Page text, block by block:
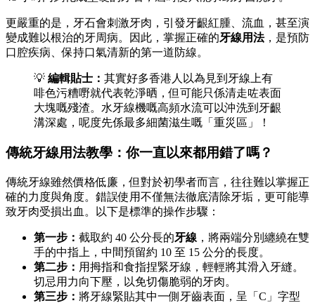
更嚴重的是，牙石會刺激牙肉，引發牙齦紅腫、流血，甚至演
變成難以根治的牙周病。因此，掌握正確的牙線用法，是預防
口腔疾病、保持口氣清新的第一道防線。
💡 編輯貼士： 其實好多香港人以為見到牙線上有
啡色污糟嘢就代表乾淨晒，但可能只係清走咗表面
大塊嘅殘渣。水牙線機嘅高頻水流可以沖洗到牙齦
溝深處，呢度先係最多細菌滋生嘅「重災區」！
傳統牙線用法教學：你一直以來都用錯了嗎？
傳統牙線雖然價格低廉，但對於初學者而言，往往難以掌握正
確的力度與角度。錯誤使用不僅無法徹底清除牙垢，更可能導
致牙肉受損出血。以下是標準的操作步驟：
第一步： 截取約 40 公分長的牙線 ，將兩端分別纏繞在雙
手的中指上，中間預留約 10 至 15 公分的長度。
第二步： 用拇指和食指捏緊牙線，輕輕將其滑入牙縫。
切忌用力向下壓，以免切傷脆弱的牙肉。
第三步： 將牙線緊貼其中一側牙齒表面，呈「C」字型